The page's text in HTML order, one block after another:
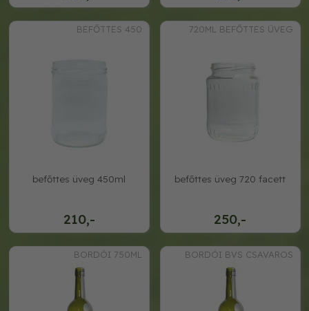
BEFŐTTES 450
210,-
befőttes üveg 450ml
720ML BEFŐTTES ÜVEG
250,-
befőttes üveg 720 facett
BORDÓI 750ML BORDÓI BVS CSAVAROS